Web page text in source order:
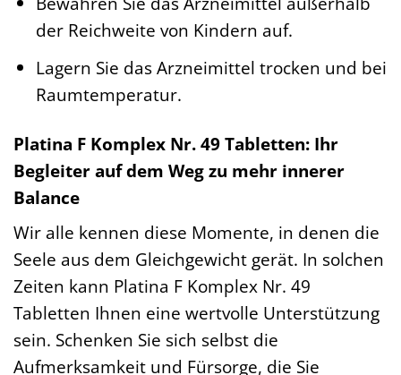
der Reichweite von Kindern auf.
Lagern Sie das Arzneimittel trocken und bei
Raumtemperatur.
Platina F Komplex Nr. 49 Tabletten: Ihr
Begleiter auf dem Weg zu mehr innerer
Balance
Wir alle kennen diese Momente, in denen die
Seele aus dem Gleichgewicht gerät. In solchen
Zeiten kann Platina F Komplex Nr. 49
Tabletten Ihnen eine wertvolle Unterstützung
sein. Schenken Sie sich selbst die
Aufmerksamkeit und Fürsorge, die Sie